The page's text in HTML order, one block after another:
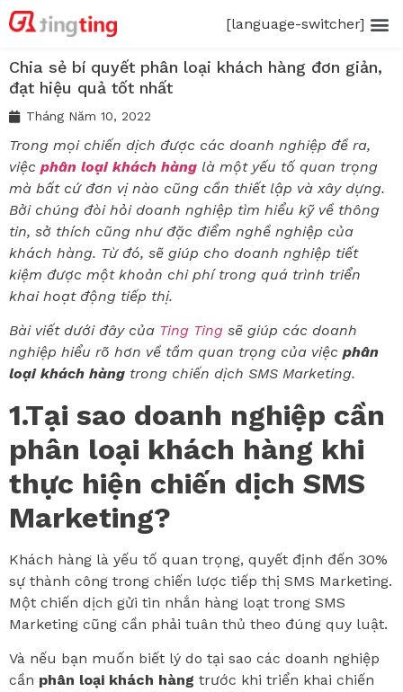
[language-switcher]
Chia sẻ bí quyết phân loại khách hàng đơn giản,
đạt hiệu quả tốt nhất
Tháng Năm 10, 2022
Trong mọi chiến dịch được các doanh nghiệp đề ra,
việc phân loại khách hàng là một yếu tố quan trọng
mà bất cứ đơn vị nào cũng cần thiết lập và xây dựng.
Bởi chúng đòi hỏi doanh nghiệp tìm hiểu kỹ về thông
tin, sở thích cũng như đặc điểm nghề nghiệp của
khách hàng. Từ đó, sẽ giúp cho doanh nghiệp tiết
kiệm được một khoản chi phí trong quá trình triển
khai hoạt động tiếp thị.
Bài viết dưới đây của Ting Ting sẽ giúp các doanh
nghiệp hiểu rõ hơn về tầm quan trọng của việc phân
loại khách hàng trong chiến dịch SMS Marketing.
1.Tại sao doanh nghiệp cần
phân loại khách hàng khi
thực hiện chiến dịch SMS
Marketing?
Khách hàng là yếu tố quan trọng, quyết định đến 30%
sự thành công trong chiến lược tiếp thị SMS Marketing.
Một chiến dịch gửi tin nhắn hàng loạt trong SMS
Marketing cũng cần phải tuân thủ theo đúng quy luật.
Và nếu bạn muốn biết lý do tại sao các doanh nghiệp
cần phân loại khách hàng trước khi triển khai chiến